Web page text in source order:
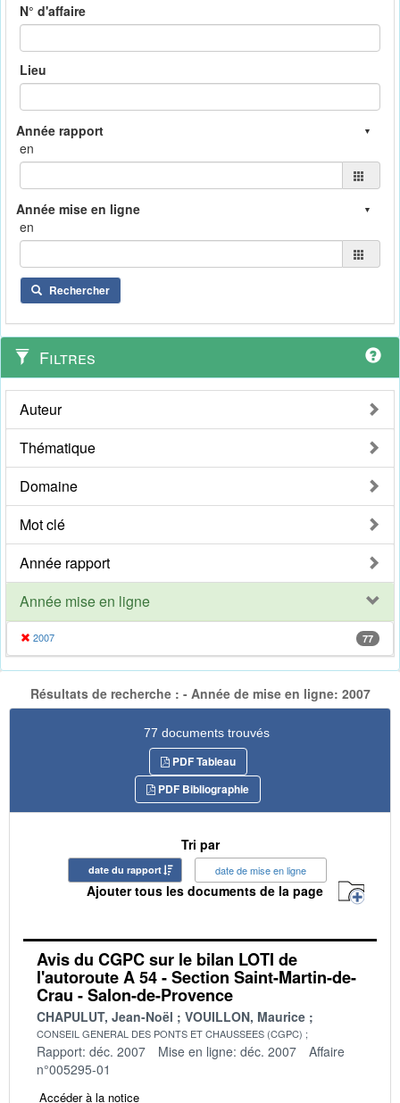
N° d'affaire
Lieu
en
en
Rechercher
Filtres
Auteur
Thématique
Domaine
Mot clé
Année rapport
Année mise en ligne
2007 77
Résultats de recherche : - Année de mise en ligne: 2007
77 documents trouvés
PDF Tableau
PDF Bibliographie
Tri par
date du rapport date de mise en ligne
Ajouter tous les documents de la page
Avis du CGPC sur le bilan LOTI de
l'autoroute A 54 - Section Saint-Martin-de-
Crau - Salon-de-Provence
CHAPULUT, Jean-Noël VOUILLON, Maurice
CONSEIL GENERAL DES PONTS ET CHAUSSEES (CGPC)
Rapport: déc. 2007 Mise en ligne: déc. 2007
Affaire
n°005295-01
Accéder à la notice